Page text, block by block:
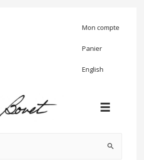
Mon compte
Panier
English